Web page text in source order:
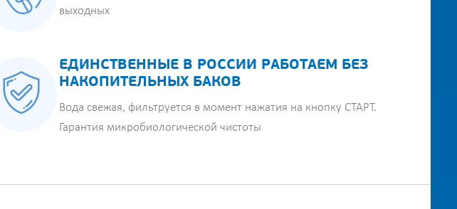
выходных
ЕДИНСТВЕННЫЕ В РОССИИ РАБОТАЕМ БЕЗ
НАКОПИТЕЛЬНЫХ БАКОВ
Вода свежая, фильтруется в момент нажатия на кнопку СТАРТ.
Гарантия микробиологической чистоты